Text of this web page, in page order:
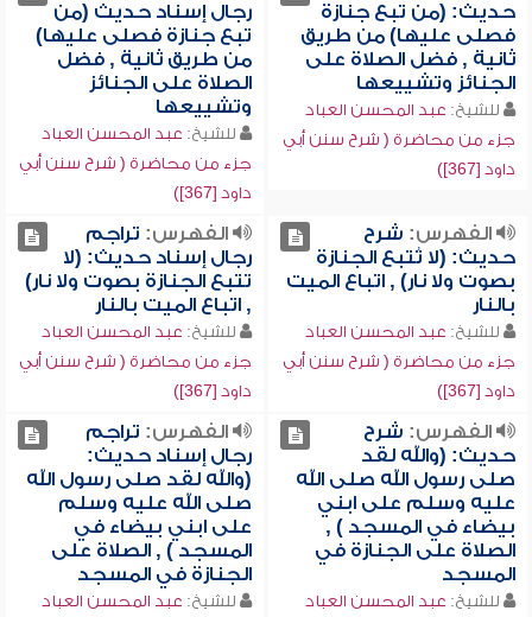
حديث: (من تبع جنازة
فصلى عليها) من طريق
ثانية , فضل الصلاة على
الجنائز وتشييعها
للشيخ: عبد المحسن العباد
جزء من محاضرة ( شرح سنن أبي
داود [367])
رجال إسناد حديث (من
تبع جنازة فصلى عليها)
من طريق ثانية , فضل
الصلاة على الجنائز
وتشييعها
للشيخ: عبد المحسن العباد
جزء من محاضرة ( شرح سنن أبي
داود [367])
الفهرس: شرح
حديث: (لا تُتبع الجنازة
بصوت ولا نار) , اتباع الميت
بالنار
للشيخ: عبد المحسن العباد
جزء من محاضرة ( شرح سنن أبي
داود [367])
الفهرس: تراجم
رجال إسناد حديث: (لا
تتبع الجنازة بصوت ولا نار)
, اتباع الميت بالنار
للشيخ: عبد المحسن العباد
جزء من محاضرة ( شرح سنن أبي
داود [367])
الفهرس: شرح
حديث: (والله لقد
صلى رسول الله صلى الله
عليه وسلم على ابني
بيضاء في المسجد ) ,
الصلاة على الجنازة في
المسجد
للشيخ: عبد المحسن العباد
الفهرس: تراجم
رجال إسناد حديث:
(والله لقد صلى رسول الله
صلى الله عليه وسلم
على ابني بيضاء في
المسجد ) , الصلاة على
الجنازة في المسجد
للشيخ: عبد المحسن العباد